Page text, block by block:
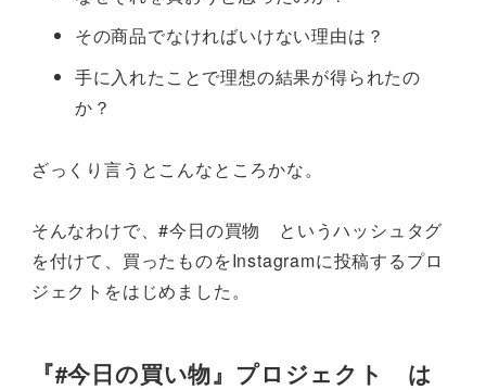
その商品でなければいけない理由は？
手に入れたことで理想の結果が得られたの
か？
ざっくり言うとこんなところかな。
そんなわけで、#今日の買物 というハッシュタグ
を付けて、買ったものをInstagramに投稿するプロ
ジェクトをはじめました。
『#今日の買い物』プロジェクト は